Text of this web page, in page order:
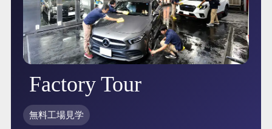
Factory Tour
無料工場見学